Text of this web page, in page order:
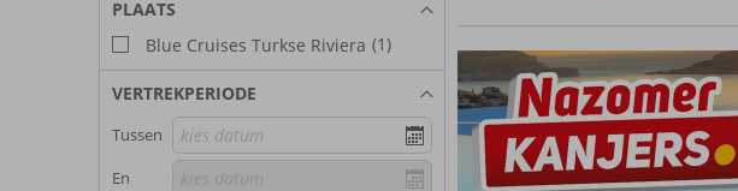
PLAATS
Blue Cruises Turkse Riviera (1)
VERTREKPERIODE
Tussen
En